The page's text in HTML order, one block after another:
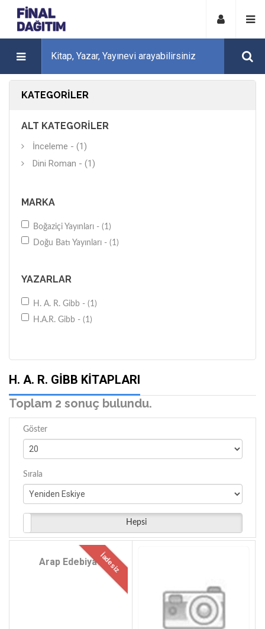
KATEGORILER
ALT KATEGORILER
İnceleme - (1)
Dini Roman - (1)
MARKA
Boğaziçi Yayınları - (1)
Doğu Batı Yayınları - (1)
YAZARLAR
H. A. R. Gibb - (1)
H.A.R. Gibb - (1)
H. A. R. GIBB KITAPLARI
Toplam 2 sonuç bulundu.
Göster
Sırala
Hepsi
İadesiz
Arap Edebiyatı